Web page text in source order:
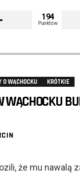
194
Punktów
O WĄCHOCKU KRÓTKIE
WĄCHOCKU
że mu nawalą